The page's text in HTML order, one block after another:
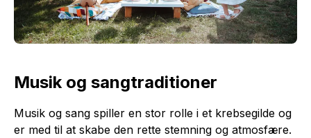
Musik og sangtraditioner
Musik og sang spiller en stor rolle i et krebsegilde og
er med til at skabe den rette stemning og atmosfære.